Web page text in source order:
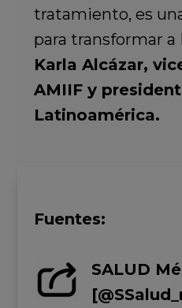
tratamiento, es
para transformar a
Karla Alcázar,
AMIIF y
Latinoamérica.
Fuentes:
SALUD